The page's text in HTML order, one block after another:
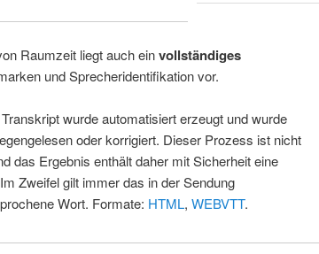
Raumzeit liegt auch einvollständiges
und Sprecheridentifikation vor.
wurde automatisiert erzeugt und wurde
oder korrigiert. Dieser Prozess ist nicht
das Ergebnis enthält daher mit Sicherheit eine
Zweifel gilt immer das in der Sendung
Wort. Formate: HTML, WEBVTT.